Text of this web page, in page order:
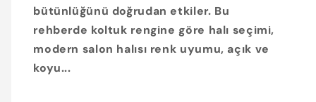
bütünlüğünü doğrudan etkiler. Bu
rehberde koltuk rengine göre halı seçimi,
modern salon halısı renk uyumu, açık ve
koyu...